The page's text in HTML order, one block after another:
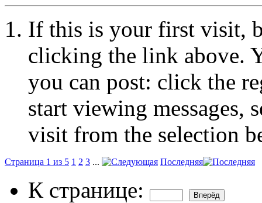
If this is your first visit,
clicking the link above.
you can post: click the
start viewing messages,
visit from the selection
Страница 1 из 5 1 2 3 ... Последняя
К странице: